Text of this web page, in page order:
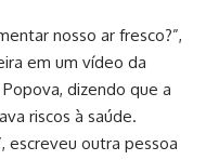
nosso ar fresco?”,
em um vídeo da
dizendo que a
riscos à saúde.
escreveu outra pessoa